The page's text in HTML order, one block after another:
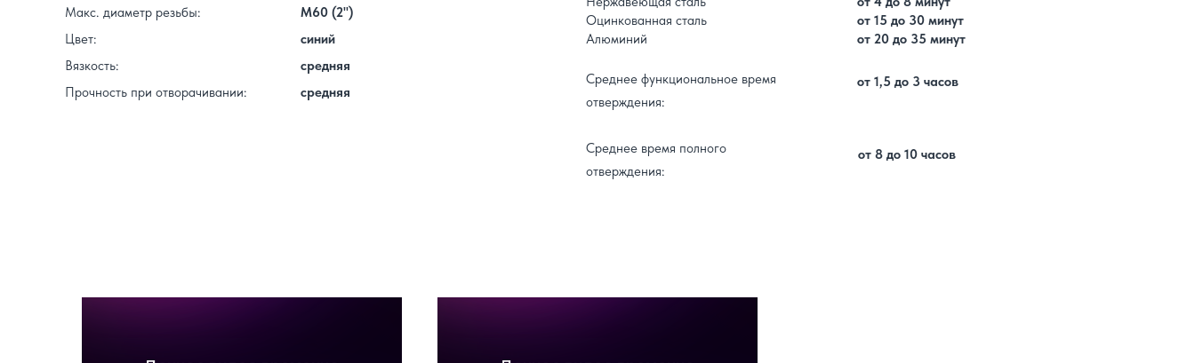
Макс. диаметр резьбы:
Цвет:
Вязкость:
Прочность при отворачивании:
M60 (2")
синий
средняя
средняя
Среднее функциональное время
отверждения:
Среднее время полного
отверждения:
от 1,5 до 3 часов
от 15 до 30 минут
от 20 до 35 минут
от 8 до 10 часов
Оцинкованная сталь
Алюминий